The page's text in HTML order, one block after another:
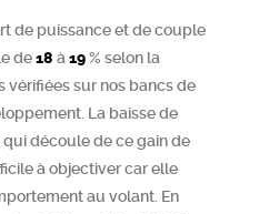
de puissance et de couple
de18 à 19% selon la
vérifiées sur nos bancs de
La baisse de
découle de ce gain de
à objectiver car elle
au volant. En